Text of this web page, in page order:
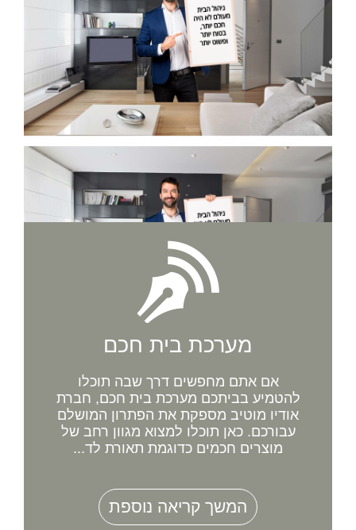
מערכת בית חכם
אם אתם מחפשים דרך שבה תוכלו
להטמיע בביתכם מערכת בית חכם, חברת
אודיו מוטיב מספקת את הפתרון המושלם
עבורכם. כאן תוכלו למצוא מגוון רחב של
מוצרים חכמים כדוגמת תאורת לד...
המשך קריאה נוספת